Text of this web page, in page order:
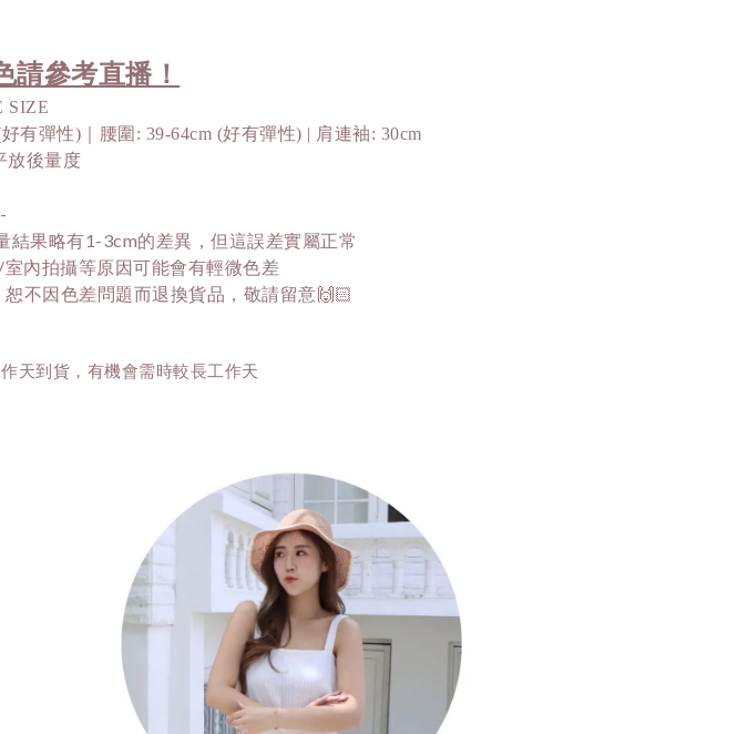
請參考直播！
SIZE
有彈性)｜腰圍: 39-64cm (好有彈性) | 肩連袖: 30cm
放後量度
-
果略有1-3cm的差異，但這誤差實屬正常
內拍攝等原因可能會有輕微色差
不因色差問題而退換貨品，敬請留意🙌🏻
天到貨，有機會需時較長工作天